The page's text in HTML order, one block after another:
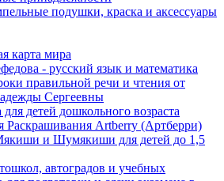
подушки, краска и аксессуары
карта мира
- русский язык и математика
правильной речи и чтения от
Сергеевны
для детей дошкольного возраста
Раскрашивания Artberry (Артберри)
и Шумякиши для детей до 1,5
автоградов и учебных